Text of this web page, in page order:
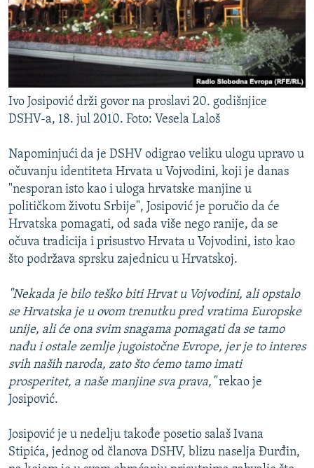
Ivo Josipović drži govor na proslavi 20. godišnjice
DSHV-a, 18. jul 2010. Foto: Vesela Laloš
Napominjući da je DSHV odigrao veliku ulogu upravo u
očuvanju identiteta Hrvata u Vojvodini, koji je danas
"nesporan isto kao i uloga hrvatske manjine u
političkom životu Srbije", Josipović je poručio da će
Hrvatska pomagati, od sada više nego ranije, da se
očuva tradicija i prisustvo Hrvata u Vojvodini, isto kao
što podržava sprsku zajednicu u Hrvatskoj.
"Nekada je bilo teško biti Hrvat u Vojvodini, ali opstalo
se Hrvatska je u ovom trenutku pred vratima Europske
unije, ali će ona svim snagama pomagati da se tamo
nađu i ostale zemlje jugoistočne Evrope, jer je to interes
svih naših naroda, zato što ćemo tamo imati
prosperitet, a naše manjine sva prava,"rekao je
Josipović.
Josipović je u nedelju takođe posetio salaš Ivana
Stipića, jednog od članova DSHV, blizu naselja Đurđin,